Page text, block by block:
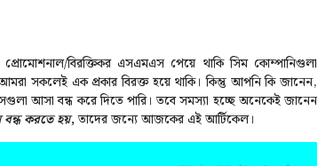
বিরক্তিকর এসএমএস পেয়ে থাকি সিম কোম্পানিগুলা
সকলেই এক প্রকার বিরক্ত হয়ে থাকি। কিন্তু আপনি কি জানেন,
আসা বন্ধ করে দিতে পারি। তবে সমস্যা হচ্ছে অনেকেই জানেন
করতে হয়,তাদের জন্যে আজকের এই আর্টিকেল।